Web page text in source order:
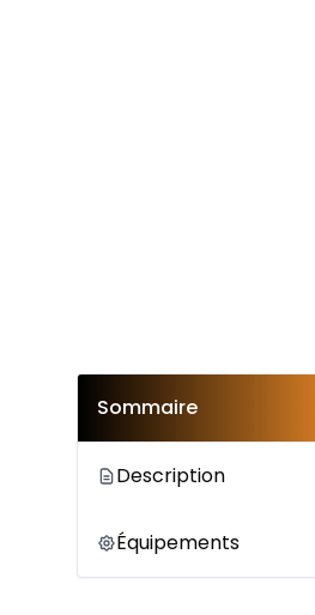
Sommaire
Description
Équipements